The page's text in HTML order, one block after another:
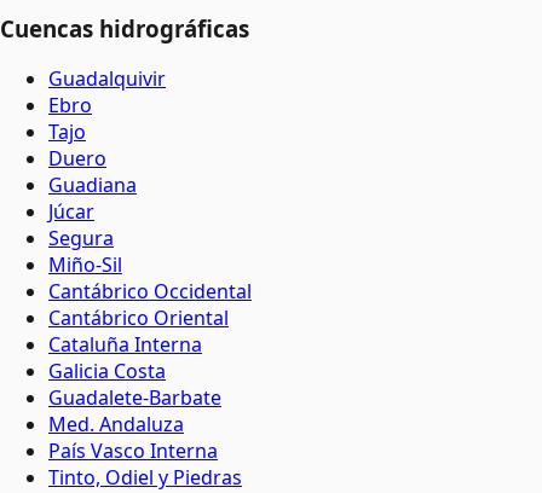
Cuencas hidrográficas
Guadalquivir
Ebro
Tajo
Duero
Guadiana
Júcar
Segura
Miño-Sil
Cantábrico Occidental
Cantábrico Oriental
Cataluña Interna
Galicia Costa
Guadalete-Barbate
Med. Andaluza
País Vasco Interna
Tinto, Odiel y Piedras